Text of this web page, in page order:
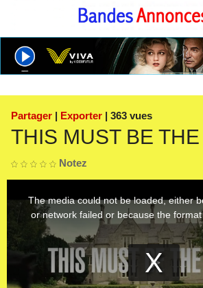
Partager | Exporter | 363 vues
THIS MUST BE
Notez